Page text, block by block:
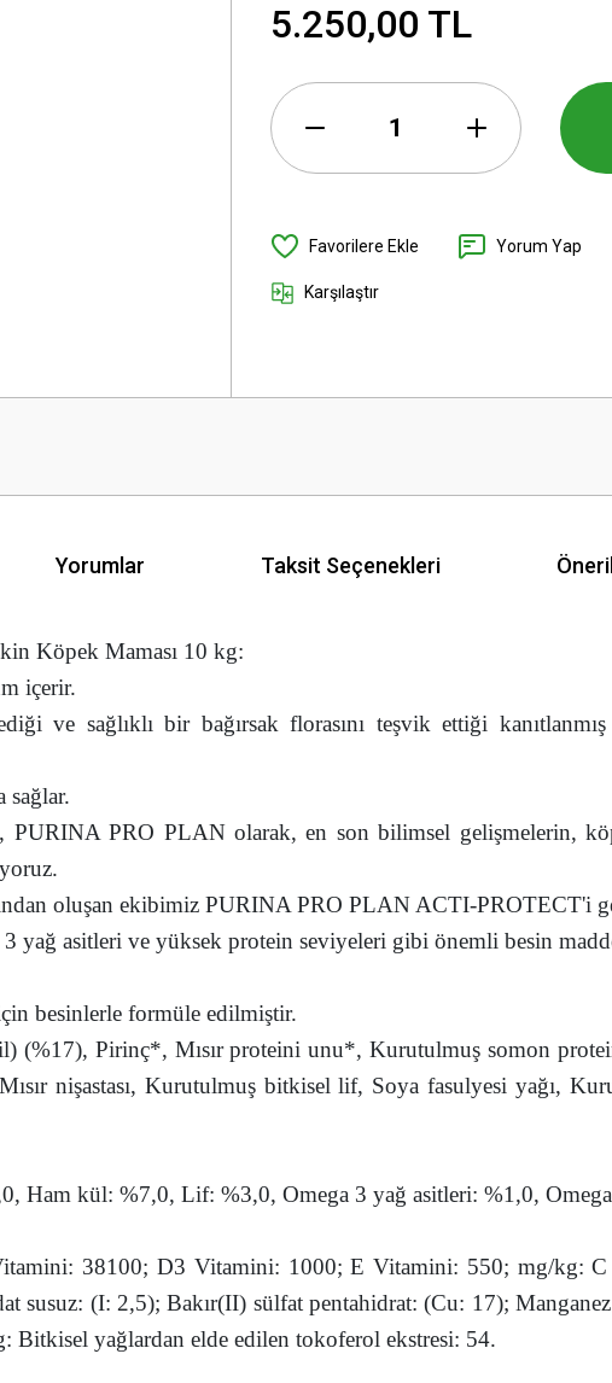
5.250,00 TL
Yorum Yap
Karşılaştır
Yorumlar Taksit Seçenekleri
Köpek Maması 10 kg:
içerir.
ve sağlıklı bir bağırsak florasını teşvik ettiği
PURINA PRO PLAN olarak, en son bilimsel gelişmelerin,
oluşan ekibimiz PURINA PRO PLAN ACTI-PROTECT'i
3 yağ asitleri ve yüksek protein seviyeleri gibi önemli besin
besinlerle formüle edilmiştir.
(%17), Pirinç*, Mısır proteini unu*, Kurutulmuş somon
nişastası, Kurutulmuş bitkisel lif, Soya fasulyesi yağı,
Ham kül: %7,0, Lif: %3,0, Omega 3 yağ asitleri: %1,0,
38100; D3 Vitamini: 1000; E Vitamini: 550; mg/kg:
susuz: (I: 2,5); Bakır(II) sülfat pentahidrat: (Cu: 17);
yağlardan elde edilen tokoferol ekstresi: 54.